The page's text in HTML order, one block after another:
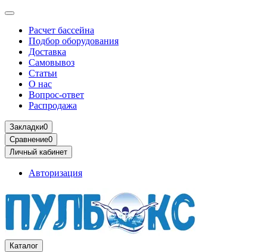
Расчет бассейна
Подбор оборудования
Доставка
Самовывоз
Статьи
О нас
Вопрос-ответ
Распродажа
Закладки0
Сравнение0
Личный кабинет
Авторизация
Каталог